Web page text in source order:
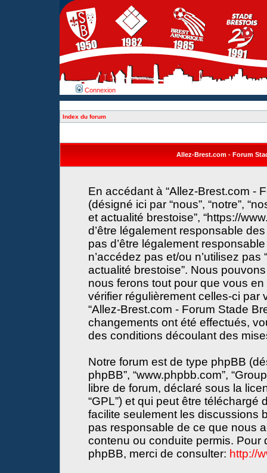
Connexion
Index du forum
Allez-Brest.com - Forum
En accédant à “Allez-Brest.com -
(désigné ici par “nous”, “notre”,
et actualité brestoise”, “https://
d’être légalement responsable
pas d’être légalement
n’accédez pas et/ou n’utilisez
actualité brestoise”. Nous
nous ferons tout pour que vous
vérifier régulièrement celles-ci par
“Allez-Brest.com - Forum Stade
changements ont été effectués,
des conditions découlant des
Notre forum est de type phpBB
phpBB”, “www.phpbb.com”,
libre de forum, déclaré sous la
“GPL”) et qui peut être téléchargé
facilite seulement les discussions
pas responsable de ce que nous
contenu ou conduite permis. Pour
phpBB, merci de consulter: http://